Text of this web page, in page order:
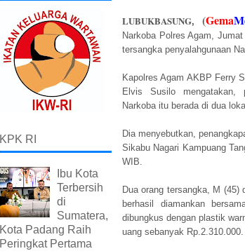
LUBUKBASUNG, (Gema
Narkoba Polres Agam,
tersangka penyalahgunaan
Kapolres Agam AKBP Ferry
Elvis Susilo mengatakan,
Narkoba itu berada di dua
Dia menyebutkan,
Sikabu Nagari Kampuang
WIB.
Dua orang tersangka, M (45)
berhasil diamankan
dibungkus dengan plastik
uang sebanyak Rp.2.310.000.
KPK RI
Ibu Kota
Terbersih
di
Sumatera,
Kota Padang Raih
Peringkat Pertama